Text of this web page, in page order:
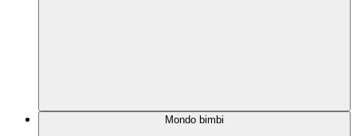
Mondo bimbi